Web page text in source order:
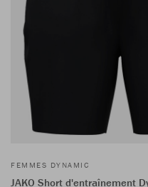
FEMMES DYNAMIC
JAKO Short d'entraînement